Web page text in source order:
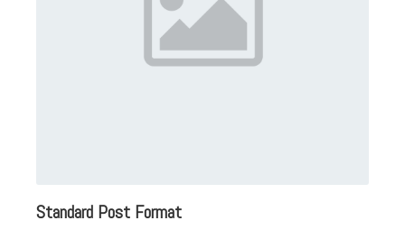
Standard Post Format